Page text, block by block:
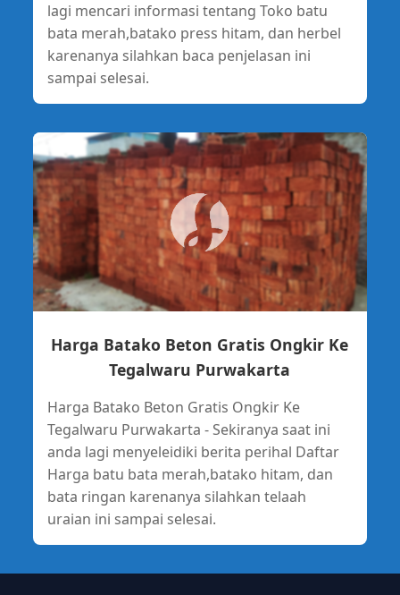
lagi mencari informasi tentang Toko batu
bata merah,batako press hitam, dan herbel
karenanya silahkan baca penjelasan ini
sampai selesai.
Harga Batako Beton Gratis Ongkir Ke
Tegalwaru Purwakarta
Harga Batako Beton Gratis Ongkir Ke
Tegalwaru Purwakarta - Sekiranya saat ini
anda lagi menyeleidiki berita perihal Daftar
Harga batu bata merah,batako hitam, dan
bata ringan karenanya silahkan telaah
uraian ini sampai selesai.